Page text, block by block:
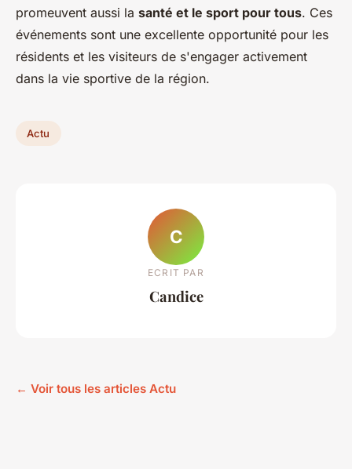
promeuvent aussi la santé et le sport pour tous. Ces
événements sont une excellente opportunité pour les
résidents et les visiteurs de s'engager activement
dans la vie sportive de la région.
Actu
C
ECRIT PAR
Candice
← Voir tous les articles Actu